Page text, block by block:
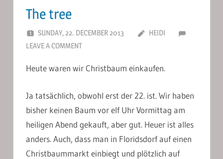
The tree
SUNDAY, 22. DECEMBER 2013
HEIDI
LEAVE A COMMENT
Heute waren wir Christbaum einkaufen.
Ja tatsächlich, obwohl erst der 22. ist. Wir haben
bisher keinen Baum vor elf Uhr Vormittag am
heiligen Abend gekauft, aber gut. Heuer ist alles
anders. Auch, dass man in Floridsdorf auf einen
Christbaummarkt einbiegt und plötzlich auf